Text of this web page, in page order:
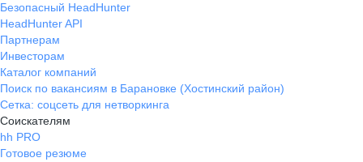
Безопасный HeadHunter
HeadHunter API
Партнерам
Инвесторам
Каталог компаний
Поиск по вакансиям в Барановке (Хостинский район)
Сетка: соцсеть для нетворкинга
Соискателям
hh PRO
Готовое резюме